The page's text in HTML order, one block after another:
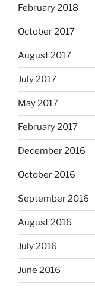
February 2018
October 2017
August 2017
July 2017
May 2017
February 2017
December 2016
October 2016
September 2016
August 2016
July 2016
June 2016